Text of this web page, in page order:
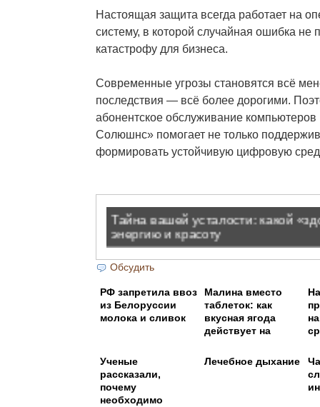
Настоящая защита всегда работает на
систему, в которой случайная ошибка не
катастрофу для бизнеса.
Современные угрозы становятся всё
последствия — всё более дорогими.
абонентское обслуживание
Солюшнс» помогает не только
формировать устойчивую цифровую
Обсудить
РФ запретила ввоз
из Белоруссии
молока и сливок
Малина вместо
таблеток: как
вкусная ягода
действует на
Ученые
рассказали,
почему
необходимо
Лечебное дыхание